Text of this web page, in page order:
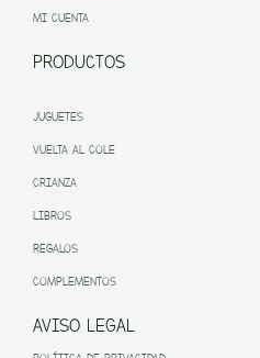
MI CUENTA
PRODUCTOS
JUGUETES
VUELTA AL COLE
CRIANZA
LIBROS
REGALOS
COMPLEMENTOS
AVISO LEGAL